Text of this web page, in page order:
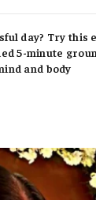
day? Try this
5-minute
and body